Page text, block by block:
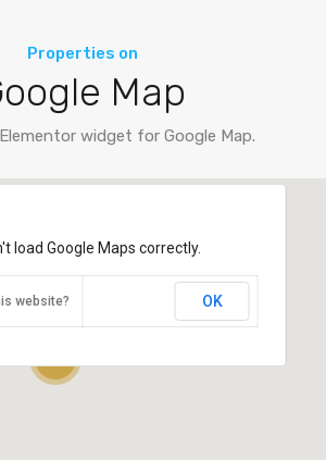
Properties on
Map
widget for Google Map.
load Google Maps correctly.
website? OK
load Google Maps correctly.
website? OK